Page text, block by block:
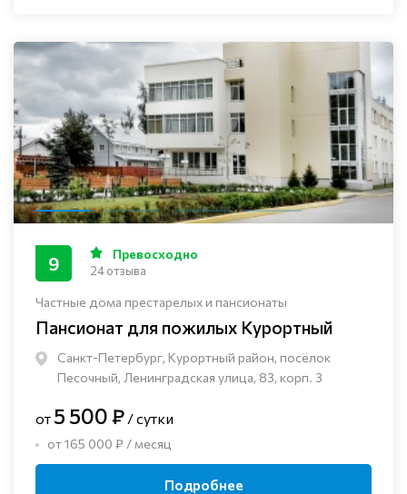
Частные дома престарелых и пансионаты
Пансионат для пожилых Курортный
Санкт-Петербург, Курортный район, посёлок
Песочный, Ленинградская улица, 83, корп. 3
9 Превосходно
24 отзыва
от 5 500 ₽ / сутки
от 165 000 ₽ / месяц
Подробнее